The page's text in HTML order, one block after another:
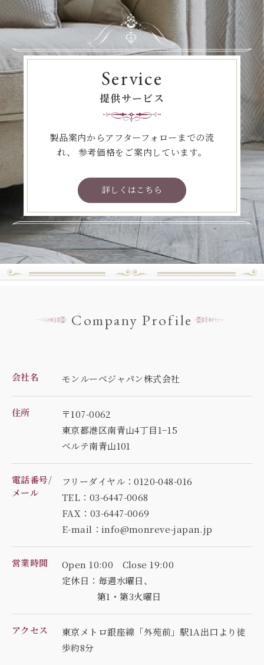
Service
提供サービス
製品案内からアフターフォローまでの流
れ、
参考価格をご案内しています。
詳しくはこちら
Company Profile
会社名 モンルーベジャパン株式会社
住所
〒107-0062
東京都港区南青山4丁目1−15
ベルテ南青山101
電話番号/
メール
フリーダイヤル：0120-048-016
TEL：03-6447-0068
FAX：03-6447-0069
E-mail：info@monreve-japan.jp
営業時間
Open 10:00 Close 19:00
定休日：毎週水曜日、
第1・第3火曜日
アクセス
東京メトロ銀座線「外苑前」駅1A出口より徒
歩約8分